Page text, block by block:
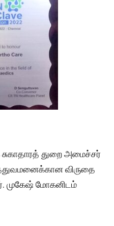
துறை அமைச்சர்
விருதை
முகேஷ் மோகனிடம்